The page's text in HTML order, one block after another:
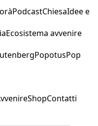
PodcastChiesaIdee e
Ecosistema avvenire
PopotusPop
ShopContatti